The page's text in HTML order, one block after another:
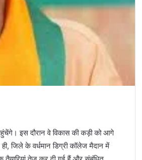
इस दौरान वे विकास की कड़ी को आगे
जिले के वर्धमान डिग्री कॉलेज मैदान में